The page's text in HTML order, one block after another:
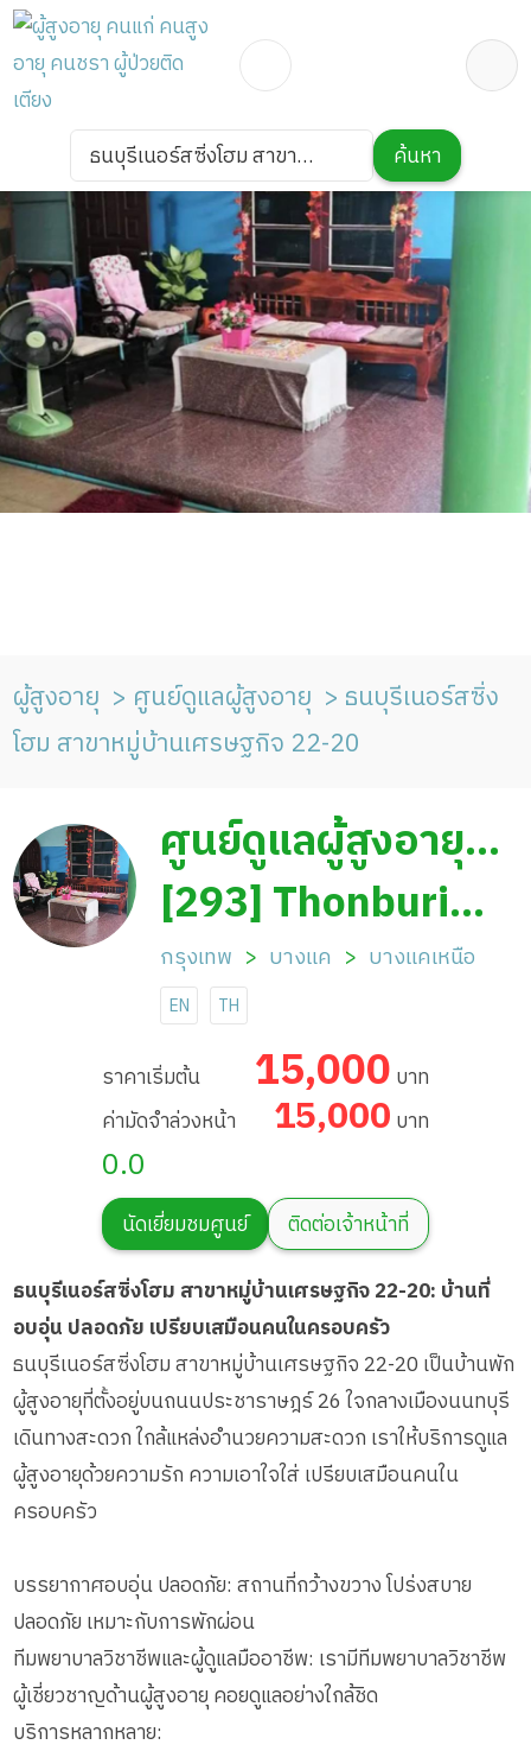
ธนบุรีเนอร์สซิ่งโฮม สาขา
หมู่บ้านเศรษฐกิจ 22-20
ค้นหา
ผู้สูงอายุ ศูนย์ดูแลผู้สูงอายุ
ธนบุรีเนอร์สซิ่ง
โฮม สาขาหมู่บ้านเศรษฐกิจ 22-20
ศูนย์ดูแลผู้สูงอายุ
ธนบุรีเนอร์สซิ่งโฮม
สาขาหมู่บ้าน
เศรษฐกิจ 22-20
[293] Thonburi
Nursing Home
Economic Village
Branch 22-20
กรุงเทพ บางแค บางแคเหนือ
EN TH
ราคาเริ่มต้น 15,000 บาท
ค่ามัดจำล่วงหน้า
15,000 บาท
0.0
นัดเยี่ยมชมศูนย์
ติดต่อเจ้าหน้าที่
ธนบุรีเนอร์สซิ่งโฮม สาขาหมู่บ้านเศรษฐกิจ 22-20: บ้านที่
อบอุ่น ปลอดภัย เปรียบเสมือนคนในครอบครัว
ธนบุรีเนอร์สซิ่งโฮม สาขาหมู่บ้านเศรษฐกิจ 22-20 เป็นบ้านพัก
ผู้สูงอายุที่ตั้งอยู่บนถนนประชาราษฎร์ 26 ใจกลางเมืองนนทบุรี
เดินทางสะดวก ใกล้แหล่งอำนวยความสะดวก เราให้บริการดูแล
ผู้สูงอายุด้วยความรัก ความเอาใจใส่ เปรียบเสมือนคนใน
ครอบครัว
บรรยากาศอบอุ่น ปลอดภัย: สถานที่กว้างขวาง โปร่งสบาย
ปลอดภัย เหมาะกับการพักผ่อน
ทีมพยาบาลวิชาชีพและผู้ดูแลมืออาชีพ: เรามีทีมพยาบาลวิชาชีพ
ผู้เชี่ยวชาญด้านผู้สูงอายุ คอยดูแลอย่างใกล้ชิด
บริการหลากหลาย: